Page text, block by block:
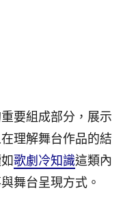
要組成部分，展示
理解舞台作品的結
歌劇冷知識這類內
舞台呈現方式。